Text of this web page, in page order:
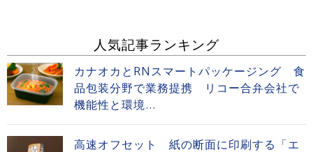
人気記事ランキング
カナオカとRNスマートパッケージング 食
品包装分野で業務提携 リコー合弁会社で
機能性と環境...
高速オフセット 紙の断面に印刷する「エ